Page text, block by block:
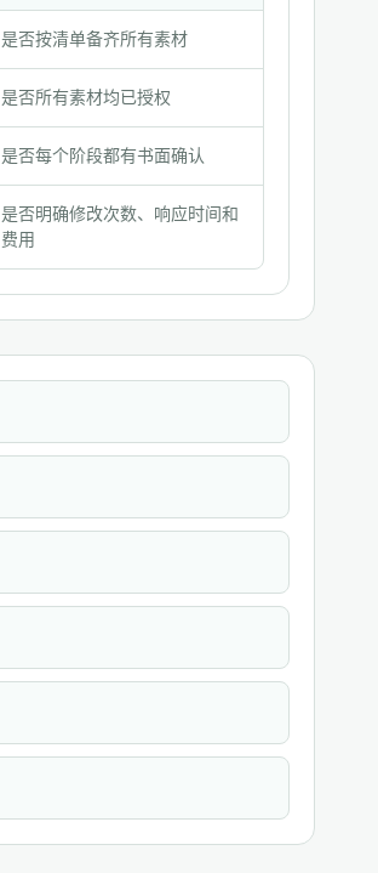
是否按清单备齐所有素材
是否所有素材均已授权
是否每个阶段都有书面确认
是否明确修改次数、响应时间和
费用